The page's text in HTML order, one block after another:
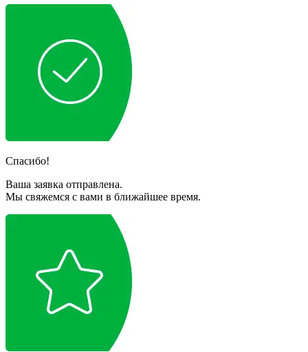
Спасибо!
Ваша заявка отправлена.
Мы свяжемся с вами в ближайшее время.